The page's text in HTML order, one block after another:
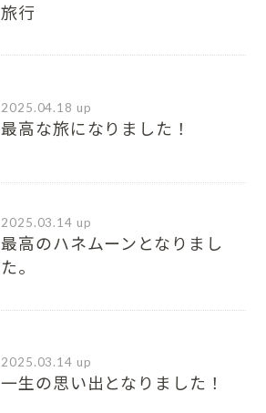
旅行
2025.04.18 up
最高な旅になりました！
2025.03.14 up
最高のハネムーンとなりまし
た。
2025.03.14 up
一生の思い出となりました！